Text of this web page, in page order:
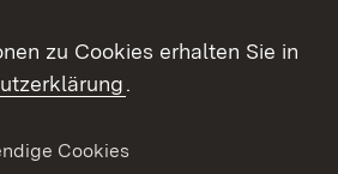
Impressum
zu Cookies erhalten Sie in
.
Cookies